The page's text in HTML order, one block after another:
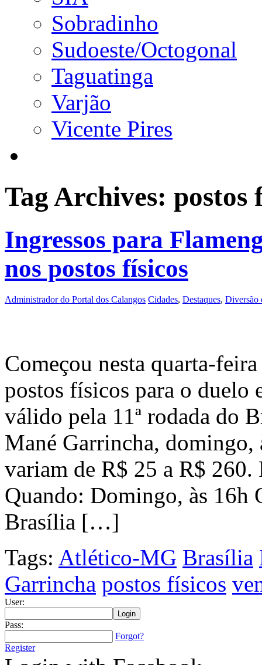
Sobradinho
Sudoeste/Octogonal
Taguatinga
Varjão
Vicente Pires
Tag Archives: postos
Ingressos para
nos postos físicos
Administrador do Portal dos Calangos Cidades, Destaques, Diversão
Começou nesta quarta-
postos físicos para o
válido pela 11ª rodada do
Mané Garrincha, domingo,
variam de R$ 25 a R$
Quando: Domingo, às 16h
Brasília […]
Tags: Atlético-MG Brasília
Garrincha postos físicos
User:
Pass:
Forgot?
Register